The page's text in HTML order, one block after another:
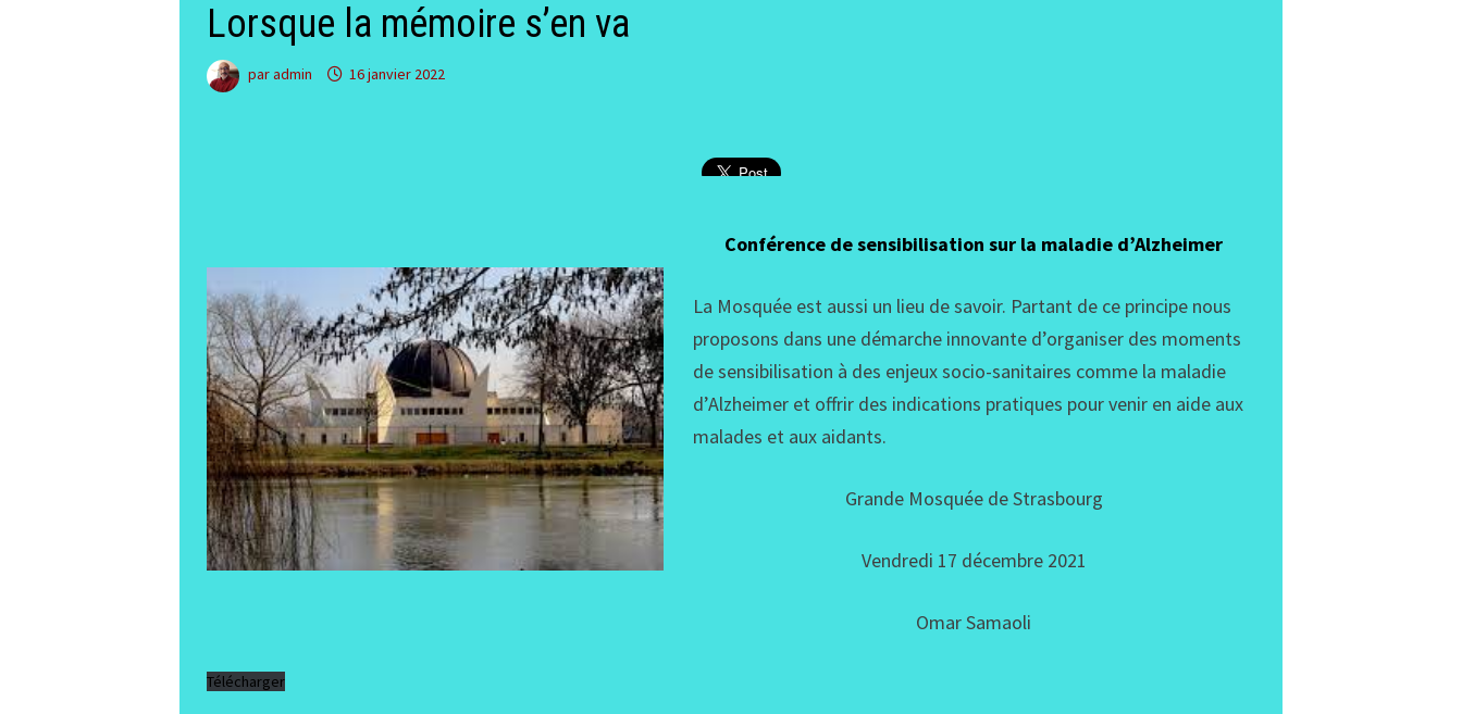
Lorsque la mémoire s’en va
paradmin 16 janvier 2022
Conférence de sensibilisation sur la maladie d’Alzheimer
La Mosquée est aussi un lieu de savoir. Partant de ce principe nous
proposons dans une démarche innovante d’organiser des moments
de sensibilisation à des enjeux socio-sanitaires comme la maladie
d’Alzheimer et offrir des indications pratiques pour venir en aide aux
malades et aux aidants.
Grande Mosquée de Strasbourg
Vendredi 17 décembre 2021
Omar Samaoli
Télécharger